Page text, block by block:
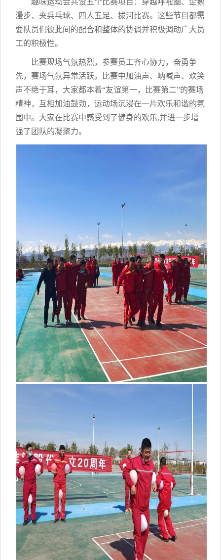
趣味运动会共设五个比赛项目：穿越呼啦圈、企鹅
漫步、夹兵乓球、四人五足、拔河比赛。这些节目都需
要队员们彼此间的配合和整体的协调并积极调动广大员
工的积极性。
比赛现场气氛热烈，参赛员工齐心协力，奋勇争
先，赛场气氛异常活跃。比赛中加油声、呐喊声、欢笑
声不绝于耳，大家都本着“友谊第一，比赛第二”的赛场
精神，互相加油鼓劲，运动场沉浸在一片欢乐和谐的氛
围中。大家在比赛中感受到了健身的欢乐,并进一步增
强了团队的凝聚力。